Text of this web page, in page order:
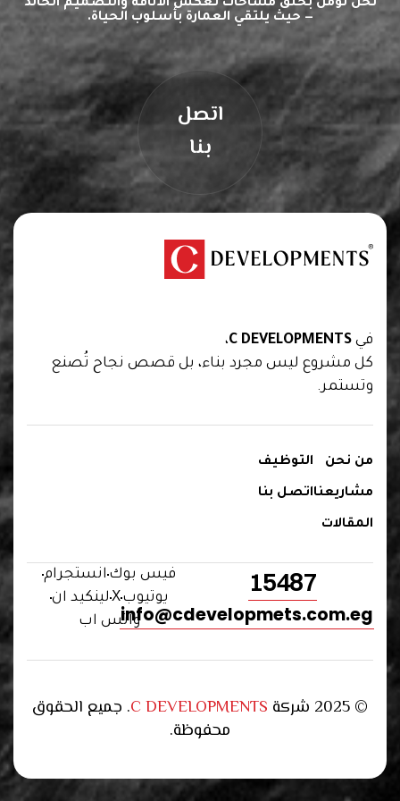
اتصل
بنا
نحن نؤمن بخلق مساحات تعكس الأناقة والتصميم الخالد
— حيث يلتقي العمارة بأسلوب الحياة.
في C DEVELOPMENTS،
كل مشروع ليس مجرد بناء، بل قصص نجاح تُصنع
وتستمر.
من نحن
مشاريعنا
المقالات
التوظيف
اتصل بنا
15487
info@cdevelopmets.com.eg
فيس بوكانستجرام
يوتيوبX لينكيد ان
واتس اب
© 2025 شركة C DEVELOPMENTS. جميع الحقوق
محفوظة.